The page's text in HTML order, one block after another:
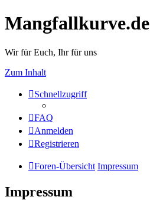
Mangfallkurve.de
Wir für Euch, Ihr für uns
Zum Inhalt
Schnellzugriff
FAQ
Anmelden
Registrieren
Foren-Übersicht Impressum
Impressum